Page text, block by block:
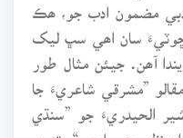
مضمون ادب جو، ھڪ
سان اھي سڀ ليک
آھن. جيئن مثال طور
”مشرقي شاعريءَ جا
الحيدريءَ جو ”سنڌي
نظم جي اوسر“، تنوير